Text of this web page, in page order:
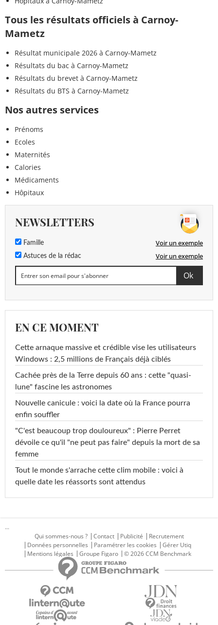
Tous les résultats officiels à Carnoy-
Mametz
Résultat municipale 2026 à Carnoy-Mametz
Résultats du bac à Carnoy-Mametz
Résultats du brevet à Carnoy-Mametz
Résultats du BTS à Carnoy-Mametz
Nos autres services
Prénoms
Ecoles
Maternités
Calories
Médicaments
Hôpitaux
NEWSLETTERS
Famille Voir un exemple
Astuces de la rédac Voir un exemple
EN CE MOMENT
Cette arnaque massive et crédible vise les utilisateurs
Windows : 2,5 millions de Français déjà ciblés
Cachée près de la Terre depuis 60 ans : cette "quasi-
lune" fascine les astronomes
Nouvelle canicule : voici la date où la France pourra
enfin souffler
"C'est beaucoup trop douloureux" : Pierre Perret
dévoile ce qu'il "ne peut pas faire" depuis la mort de sa
femme
Tout le monde s'arrache cette clim mobile : voici à
quelle date les réassorts sont attendus
...
Qui sommes-nous ?
Contact Publicité
Recrutement
Données personnelles
Paramétrer les cookies
Gérer Utiq
Mentions légales
Groupe Figaro © 2026 CCM Benchmark